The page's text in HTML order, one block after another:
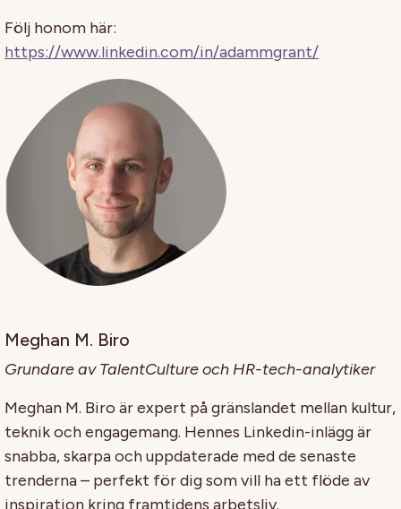
Följ honom här:
https://www.linkedin.com/in/adammgrant/
Meghan M. Biro
Grundare av TalentCulture och HR-tech-analytiker
Meghan M. Biro är expert på gränslandet mellan kultur,
teknik och engagemang. Hennes Linkedin-inlägg är
snabba, skarpa och uppdaterade med de senaste
trenderna – perfekt för dig som vill ha ett flöde av
inspiration kring framtidens arbetsliv.